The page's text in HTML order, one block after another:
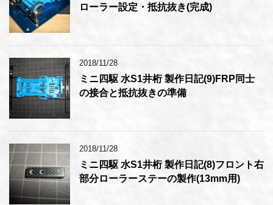
ローラー設定・抵抗抜き(完成)
2018/11/28
ミニ四駆 水S1井桁 製作日記(9)FRP同士
の接合と抵抗抜きの準備
2018/11/28
ミニ四駆 水S1井桁 製作日記(8)フロント右
部分ローラーステーの製作(13mm用)